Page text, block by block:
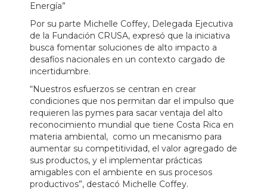
Energía”
Por su parte Michelle Coffey, Delegada Ejecutiva
de la Fundación CRUSA, expresó que la iniciativa
busca fomentar soluciones de alto impacto a
desafíos nacionales en un contexto cargado de
incertidumbre.
“Nuestros esfuerzos se centran en crear
condiciones que nos permitan dar el impulso que
requieren las pymes para sacar ventaja del alto
reconocimiento mundial que tiene Costa Rica en
materia ambiental, como un mecanismo para
aumentar su competitividad, el valor agregado de
sus productos, y el implementar prácticas
amigables con el ambiente en sus procesos
productivos”, destacó Michelle Coffey.